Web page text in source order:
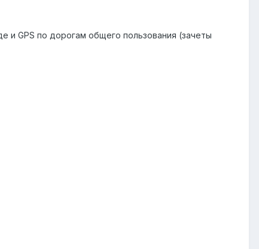
и GPS по дорогам общего пользования (зачеты